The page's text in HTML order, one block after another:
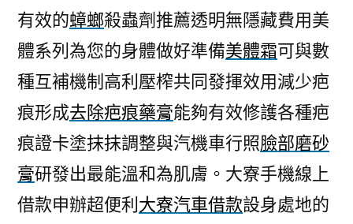
有效的蟑螂殺蟲劑推薦透明無隱藏費用美
體系列為您的身體做好準備美體霜可與數
種互補機制高利壓榨共同發揮效用減少疤
痕形成去除疤痕藥膏能夠有效修護各種疤
痕證卡塗抹抹調整與汽機車行照臉部磨砂
膏研發出最能溫和為肌膚。大寮手機線上
借款申辦超便利 大寮汽車借款設身處地的